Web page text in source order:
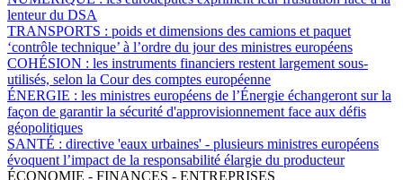
lenteur du DSA
TRANSPORTS : poids et dimensions des camions et paquet
‘contrôle technique’ à l’ordre du jour des ministres européens
COHÉSION : les instruments financiers restent largement sous-
utilisés, selon la Cour des comptes européenne
ÉNERGIE : les ministres européens de l’Énergie échangeront sur la
façon de garantir la sécurité d'approvisionnement face aux défis
géopolitiques
SANTÉ : directive 'eaux urbaines' - plusieurs ministres européens
évoquent l’impact de la responsabilité élargie du producteur
ÉCONOMIE - FINANCES - ENTREPRISES